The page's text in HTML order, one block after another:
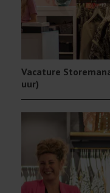
Vacature
uur)